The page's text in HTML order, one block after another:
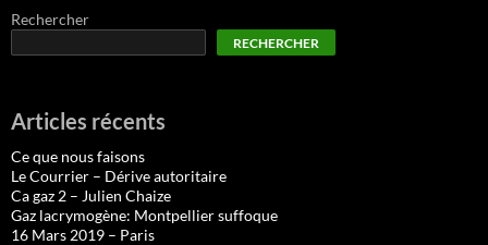
Rechercher
RECHERCHER
Articles récents
Ce que nous faisons
Le Courrier – Dérive autoritaire
Ca gaz 2 – Julien Chaize
Gaz lacrymogène: Montpellier suffoque
16 Mars 2019 – Paris